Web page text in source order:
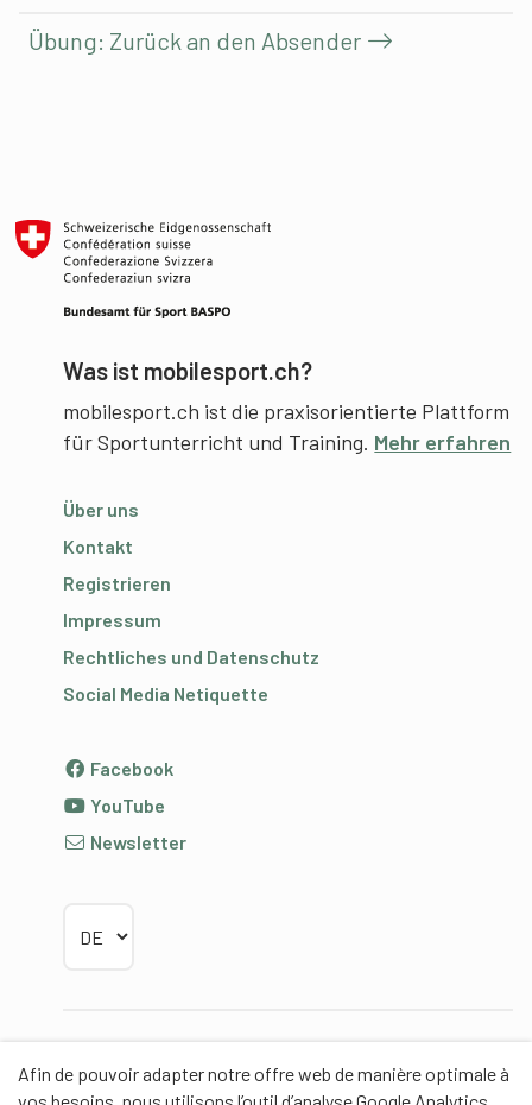
Afin de pouvoir adapter notre offre web de manière optimale à
Übung: Zurück an den Absender
Was ist mobilesport.ch?
mobilesport.ch ist die praxisorientierte Plattform
für Sportunterricht und Training. Mehr erfahren
Über uns
Kontakt
Registrieren
Impressum
Rechtliches und Datenschutz
Social Media Netiquette
Facebook
YouTube
Newsletter